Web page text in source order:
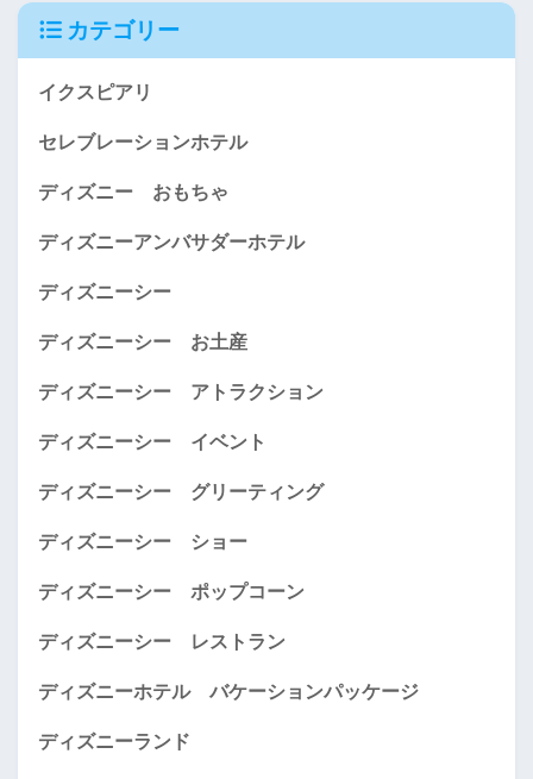
カテゴリー
イクスピアリ
セレブレーションホテル
ディズニー おもちゃ
ディズニーアンバサダーホテル
ディズニーシー
ディズニーシー お土産
ディズニーシー アトラクション
ディズニーシー イベント
ディズニーシー グリーティング
ディズニーシー ショー
ディズニーシー ポップコーン
ディズニーシー レストラン
ディズニーホテル バケーションパッケージ
ディズニーランド